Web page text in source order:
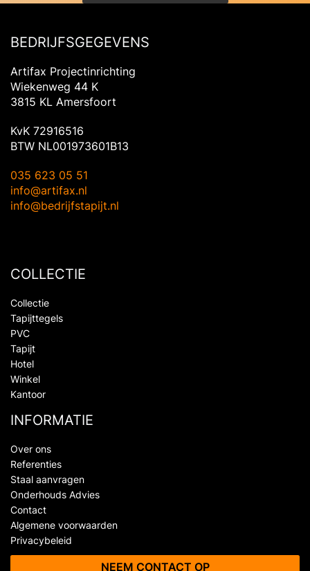
BEDRIJFSGEGEVENS
Artifax Projectinrichting
Wiekenweg 44 K
3815 KL Amersfoort
KvK 72916516
BTW NL001973601B13
035 623 05 51
info@artifax.nl
info@bedrijfstapijt.nl
COLLECTIE
Collectie
Tapijttegels
PVC
Tapijt
Hotel
Winkel
Kantoor
INFORMATIE
Over ons
Referenties
Staal aanvragen
Onderhouds Advies
Contact
Algemene voorwaarden
Privacybeleid
NEEM CONTACT OP